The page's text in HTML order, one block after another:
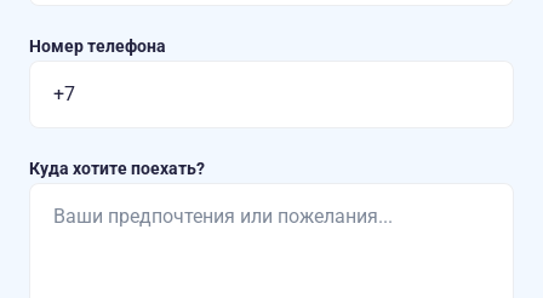
Номер телефона
Куда хотите поехать?